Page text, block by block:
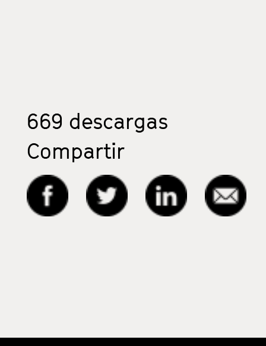
669 descargas
Compartir